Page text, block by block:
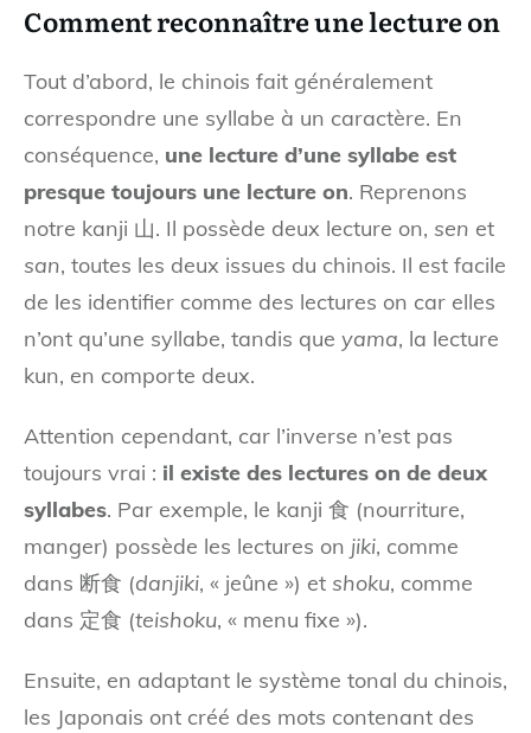
Comment reconnaître une lecture on
Tout d’abord, le chinois fait généralement
correspondre une syllabe à un caractère. En
conséquence, une lecture d’une syllabe est
presque toujours une lecture on. Reprenons
notre kanji 山. Il possède deux lecture on, sen et
san, toutes les deux issues du chinois. Il est facile
de les identifier comme des lectures on car elles
n’ont qu’une syllabe, tandis que yama, la lecture
kun, en comporte deux.
Attention cependant, car l’inverse n’est pas
toujours vrai : il existe des lectures on de deux
syllabes. Par exemple, le kanji 食 (nourriture,
manger) possède les lectures on jiki, comme
dans 断食 (danjiki, « jeûne ») et shoku, comme
dans 定食 (teishoku, « menu fixe »).
Ensuite, en adaptant le système tonal du chinois,
les Japonais ont créé des mots contenant des